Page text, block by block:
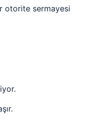
otorite sermayesi